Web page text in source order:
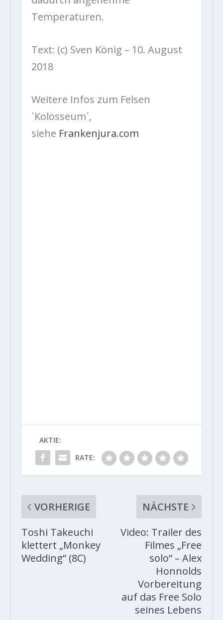
Temperaturen.
Text: (c) Sven König – 10. August
2018
Weitere Infos zum Felsen
´Kolosseum´,
siehe Frankenjura.com
AKTIE:
RATE:
VORHERIGE
Toshi Takeuchi
klettert „Monkey
Wedding“ (8C)
NÄCHSTE
Video: Trailer des
Filmes „Free
solo“ – Alex
Honnolds
Vorbereitung
auf das Free Solo
seines Lebens